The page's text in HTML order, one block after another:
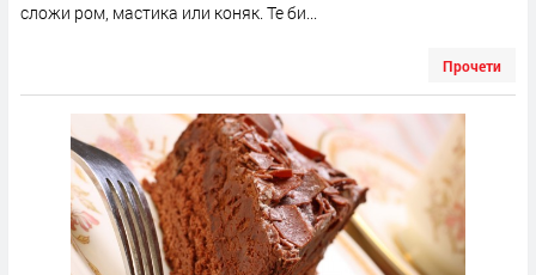
сложи ром, мастика или коняк. Те би...
Прочети